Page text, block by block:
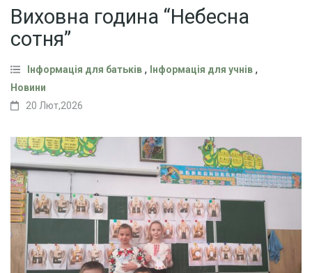
Виховна година “Небесна
сотня”
Інформація для батьків , Інформація для учнів ,
Новини
20 Лют,2026